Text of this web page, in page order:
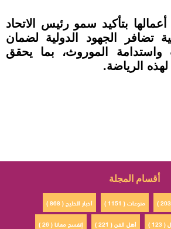
بتأكيد سمو رئيس الاتحاد
تضافر الجهود الدولية لضمان
واستدامة الموروث، بما يحقق
لهذه الرياضة.
أقسام المجلة
أخبار الخليج ( 868 ) منوعات ( 1151 )
إتفسح معانا ( 26 )
أهل الفن ( 221 ) )